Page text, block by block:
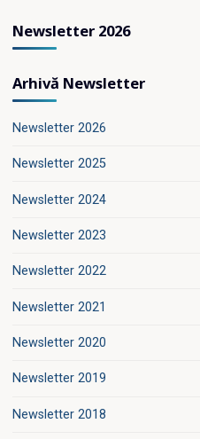
Newsletter 2026
Arhivă Newsletter
Newsletter 2026
Newsletter 2025
Newsletter 2024
Newsletter 2023
Newsletter 2022
Newsletter 2021
Newsletter 2020
Newsletter 2019
Newsletter 2018